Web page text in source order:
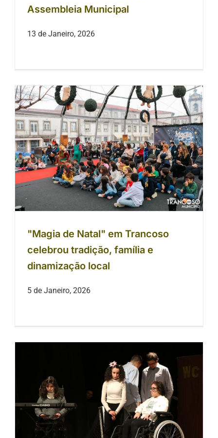
Assembleia Municipal
13 de Janeiro, 2026
"Magia de Natal" em Trancoso
celebrou tradição, família e
dinamização local
"Magia de Natal" em Trancoso
celebrou tradição, família e
dinamização local
5 de Janeiro, 2026
CLDS-5G Trancoso | Ação sobre o
Combate à Violência Sobre
População Vulnerável